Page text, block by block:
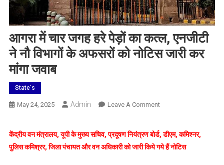
आगरा में चार जगह हरे पेड़ों का कत्ल, एनजीटी
ने नौ विभागों के अफसरों को नोटिस जारी कर
मांगा जवाब
State's
May 24, 2025 Admin Leave A CommentOn
चार
जगह
केंद्रीय वन मंत्रालय, यूपी के मुख्य सचिव, प्रदूषण नियंत्रण बोर्ड, डीएम, कमिश्नर,
पुलिस कमिश्रर, जिला पंचायत और वन अधिकारी को जारी किये गये हैं नोटिस